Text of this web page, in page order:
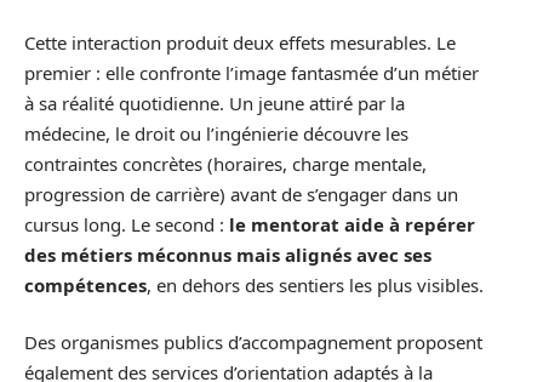
Cette interaction produit deux effets mesurables. Le
premier : elle confronte l’image fantasmée d’un métier
à sa réalité quotidienne. Un jeune attiré par la
médecine, le droit ou l’ingénierie découvre les
contraintes concrètes (horaires, charge mentale,
progression de carrière) avant de s’engager dans un
cursus long. Le second : le mentorat aide à repérer
des métiers méconnus mais alignés avec ses
compétences, en dehors des sentiers les plus visibles.
Des organismes publics d’accompagnement proposent
également des services d’orientation adaptés à la